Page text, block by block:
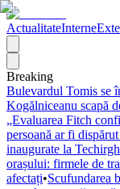
ActualitateInterne
Breaking
Bulevardul Tomis se
Kogălniceanu scapă
„Evaluarea Fitch
persoană ar fi
inaugurate la
orașului: firmele de
afectați•Scufundarea